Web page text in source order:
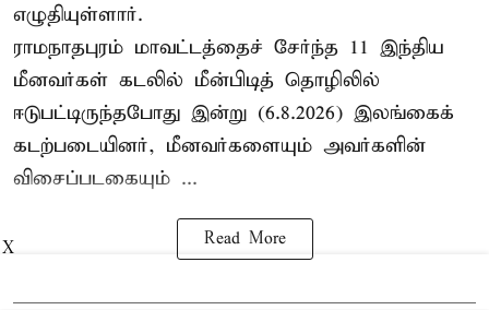
எழுதியுள்ளார்.
ராமநாதபுரம் மாவட்டத்தைச் சேர்ந்த 11 இந்திய
மீனவர்கள் கடலில் மீன்பிடித் தொழிலில்
ஈடுபட்டிருந்தபோது இன்று (6.8.2026) இலங்கைக்
கடற்படையினர், மீனவர்களையும் அவர்களின்
விசைப்படகையும் ...
Read More
X